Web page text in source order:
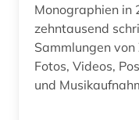
unfall (1)
usa (3)
Monographien in
zehntausend
Sammlungen
Fotos, Videos,
und